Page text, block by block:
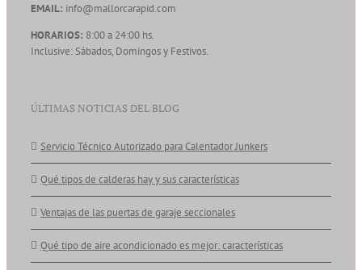
EMAIL: info@mallorcarapid.com
HORARIOS: 8:00 a 24:00 hs.
Inclusive: Sábados, Domingos y Festivos.
ÚLTIMAS NOTICIAS DEL BLOG
Servicio Técnico Autorizado para Calentador Junkers
Qué tipos de calderas hay y sus características
Ventajas de las puertas de garaje seccionales
Qué tipo de aire acondicionado es mejor: características